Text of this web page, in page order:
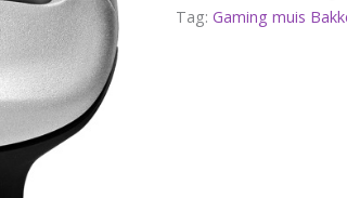
Tag:Gaming muis